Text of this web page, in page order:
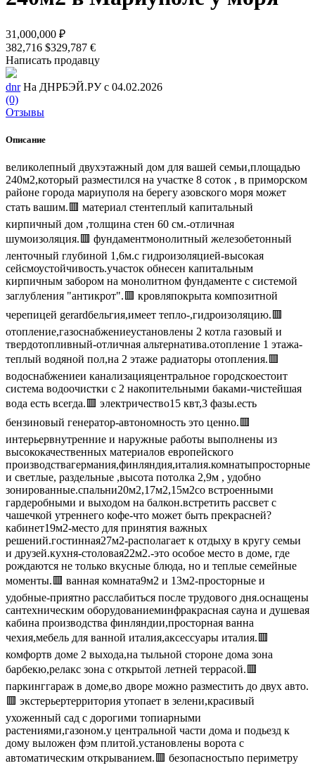
31,000,000 ₽
382,716 $329,787 €
Написать продавцу
dnr На ДНРБЭЙ.РУ с 04.02.2026
(0)
Отзывы
Описание
великолепный двухэтажный дом для вашей семьи,площадью
240м2,который разместился на участке 8 соток , в приморском
районе города мариуполя на берегу азовского моря может
стать вашим.🟥 материал стентеплый капитальный
кирпичный дом ,толщина стен 60 см.-отличная
шумоизоляция.🟥 фундаментмонолитный железобетонный
ленточный глубиной 1,6м.с гидроизоляцией-высокая
сейсмоустойчивость.участок обнесен капитальным
кирпичным забором на монолитном фундаменте с системой
заглубления "антикрот".🟥 кровляпокрыта композитной
черепицей gerardбельгия,имеет тепло-,гидроизоляцию.🟥
отопление,газоснабжениеустановлены 2 котла газовый и
твердотопливный-отличная альтернатива.отопление 1 этажа-
теплый водяной пол,на 2 этаже радиаторы отопления.🟥
водоснабжениеи канализацияцентральное городскоестоит
система водоочистки с 2 накопительными баками-чистейшая
вода есть всегда.🟥 электричество15 квт,3 фазы.есть
бензиновый генератор-автономность это ценно.🟥
интерьервнутренние и наружные работы выполнены из
высококачественных материалов европейского
производствагермания,финляндия,италия.комнатыпросторные
и светлые, раздельные ,высота потолка 2,9м , удобно
зонированные.спальни20м2,17м2,15м2со встроенными
гардеробными и выходом на балкон.встретить рассвет с
чашечкой утреннего кофе-что может быть прекрасней?
кабинет19м2-место для принятия важных
решений.гостинная27м2-располагает к отдыху в кругу семьи
и друзей.кухня-столовая22м2.-это особое место в доме, где
рождаются не только вкусные блюда, но и теплые семейные
моменты.🟥 ванная комната9м2 и 13м2-просторные и
удобные-приятно расслабиться после трудового дня.оснащены
сантехническим оборудованиеминфракрасная сауна и душевая
кабина производства финляндии,просторная ванна
чехия,мебель для ванной италия,аксессуары италия.🟥
комфортв доме 2 выхода,на тыльной стороне дома зона
барбекю,релакс зона с открытой летней террасой.🟥
паркинггараж в доме,во дворе можно разместить до двух авто.
🟥 экстерьертерритория утопает в зелени,красивый
ухоженный сад с дорогими топиарными
растениями,газоном.у центральной части дома и подьезд к
дому выложен фэм плитой.установлены ворота с
автоматическим открыванием.🟥 безопасностьпо периметру